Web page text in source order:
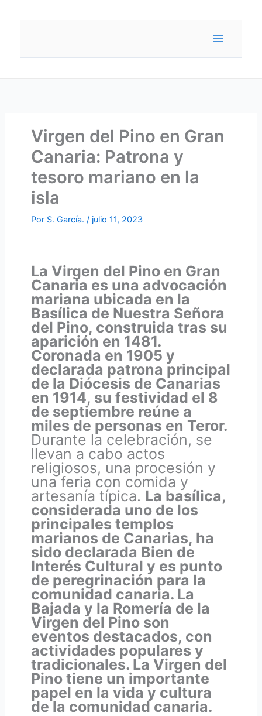
Virgen del Pino en Gran
Canaria: Patrona y
tesoro mariano en la
isla
Por S. García./ julio 11, 2023
La Virgen del Pino en Gran
Canaria es una advocación
mariana ubicada en la
Basílica de Nuestra Señora
del Pino, construida tras su
aparición en 1481.
Coronada en 1905 y
declarada patrona principal
de la Diócesis de Canarias
en 1914, su festividad el 8
de septiembre reúne a
miles de personas en Teror.
Durante la celebración, se
llevan a cabo actos
religiosos, una procesión y
una feria con comida y
artesanía típica. La basílica,
considerada uno de los
principales templos
marianos de Canarias, ha
sido declarada Bien de
Interés Cultural y es punto
de peregrinación para la
comunidad canaria. La
Bajada y la Romería de la
Virgen del Pino son
eventos destacados, con
actividades populares y
tradicionales. La Virgen del
Pino tiene un importante
papel en la vida y cultura
de la comunidad canaria.